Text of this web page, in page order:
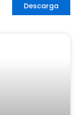
Descarga